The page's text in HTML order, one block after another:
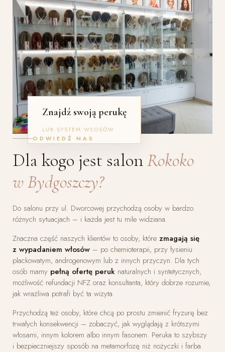
Znajdź swoją perukę
LUB SYSTEM WŁOSÓW
ODWIEDŹ NAS
Dla kogo jest salonRokoko
w Bydgoszczy?
Do salonu przy ul. Dworcowej przychodzą osoby w bardzo
różnych sytuacjach – i każda jest tu mile widziana.
Znaczna część naszych klientów to osoby, które zmagają się
z wypadaniem włosów – po chemioterapii, przy łysieniu
plackowatym, androgenowym lub z innych przyczyn. Dla tych
osób mamy pełną ofertę peruk naturalnych i syntetycznych,
możliwość refundacji NFZ oraz konsultanta, który dobrze rozumie,
jak wrażliwa potrafi być ta wizyta.
Przychodzą też osoby, które chcą po prostu zmienić fryzurę bez
trwałych konsekwencji – zobaczyć, jak wyglądają z krótszymi
włosami, innym kolorem albo innym fasonem. Peruka to szybszy
i bezpieczniejszy sposób na metamorfozę niż nożyczki i farba.